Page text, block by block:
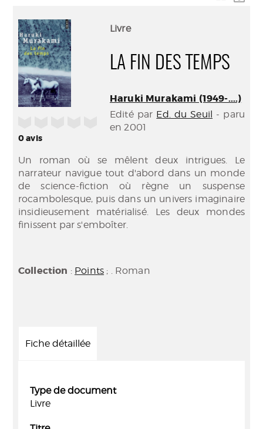
0avis
Livre
LA FIN DES TEMPS
Haruki Murakami (1949-....)
Edité par Ed. du Seuil - paru
en 2001
Un roman où se mêlent deux intrigues. Le
narrateur navigue tout d'abord dans un monde
de science-fiction où règne un suspense
rocambolesque, puis dans un univers imaginaire
insidieusement matérialisé. Les deux mondes
finissent par s'emboîter.
Collection : Points ; . Roman
Fiche détaillée
Type de document
Livre